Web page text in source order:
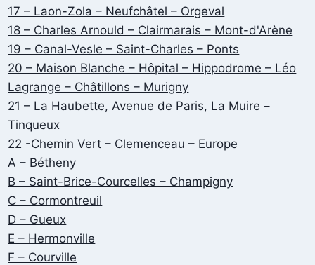
17 – Laon-Zola – Neufchâtel – Orgeval
18 – Charles Arnould – Clairmarais – Mont-d'Arène
19 – Canal-Vesle – Saint-Charles – Ponts
20 – Maison Blanche – Hôpital – Hippodrome – Léo
Lagrange – Châtillons – Murigny
21 – La Haubette, Avenue de Paris, La Muire –
Tinqueux
22 -Chemin Vert – Clemenceau – Europe
A – Bétheny
B – Saint-Brice-Courcelles – Champigny
C – Cormontreuil
D – Gueux
E – Hermonville
F – Courville